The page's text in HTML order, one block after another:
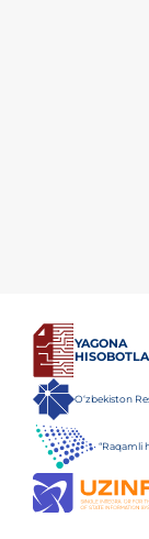
YAGONA
O‘zbekiston
“Raqamli